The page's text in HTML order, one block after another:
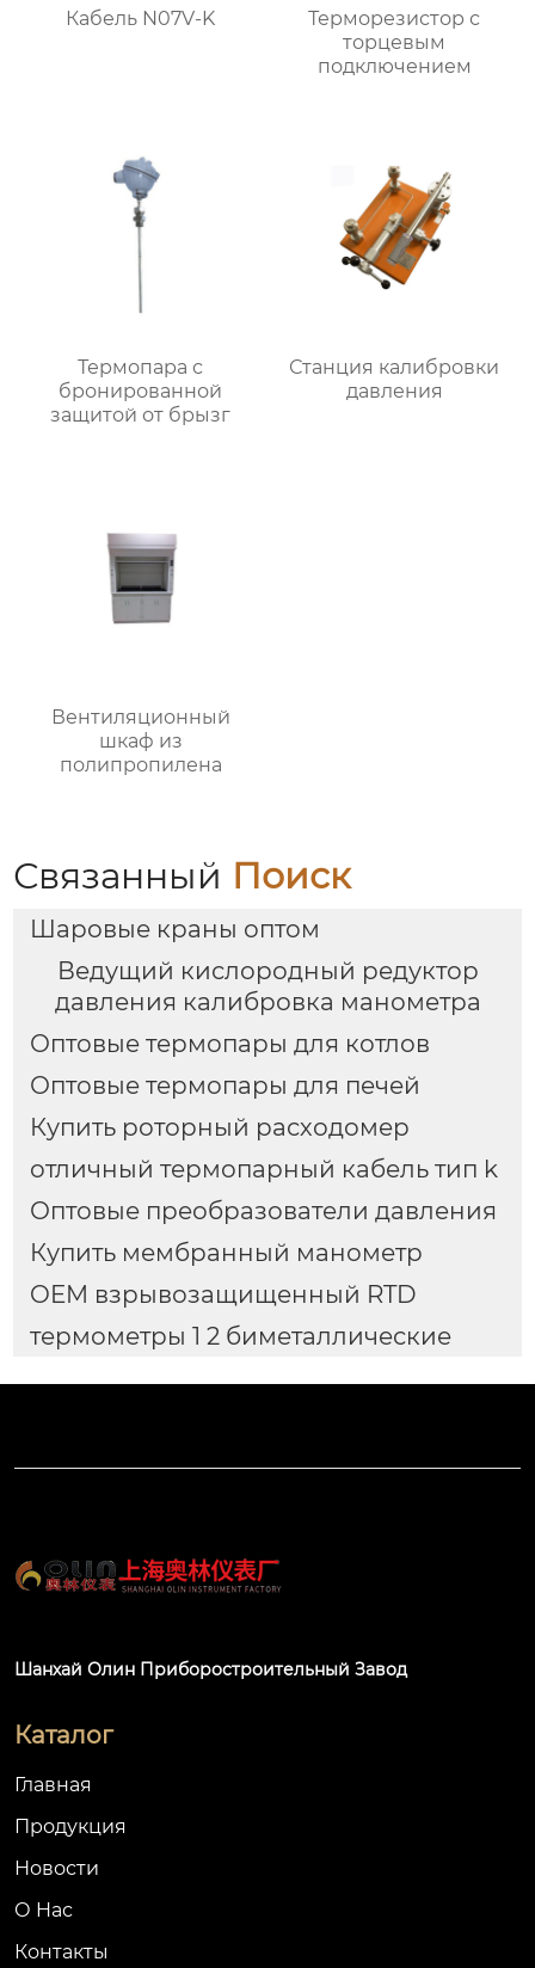
Кабель N07V-K
Терморезистор с
торцевым
подключением
Термопара с
бронированной
защитой от брызг
Станция калибровки
давления
Вентиляционный
шкаф из
полипропилена
Связанный Поиск
Шаровые краны оптом
Ведущий кислородный редуктор
давления калибровка манометра
Оптовые термопары для котлов
Оптовые термопары для печей
Купить роторный расходомер
отличный термопарный кабель тип k
Оптовые преобразователи давления
Купить мембранный манометр
OEM взрывозащищенный RTD
термометры 1 2 биметаллические
Шанхай Олин Приборостроительный Завод
Каталог
Главная
Продукция
Новости
О Hас
Контакты